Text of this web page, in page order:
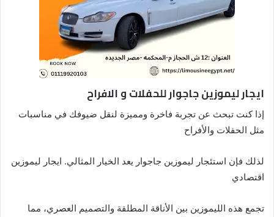
ايجار ليموزينجاجوارللحفلات و الافراح
إذا كنت تبحث عن تجربة فاخرة ومميزة لنقل ضيوفك في مناسبات
مثل الحفلات والأفراح
لذلك فإن استئجار ليموزين جاجوار يعد الخيار المثالي. ايجار ليموزين
اقتصادي
تجمع هذه الليموزين بين الأناقة المطلقة والتصميم العصري، مما